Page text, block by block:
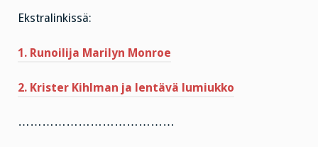
Ekstralinkissä:
1. Runoilija Marilyn Monroe
2. Krister Kihlman ja lentävä lumiukko
…………………………………